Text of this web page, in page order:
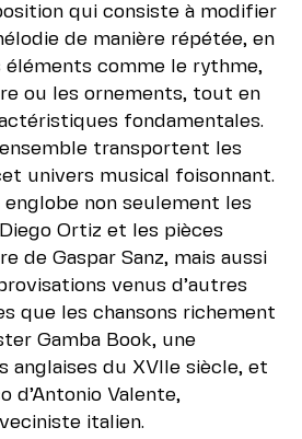
qui consiste à modifier
de manière répétée, en
comme le rythme,
ou les ornements, tout en
fondamentales.
transportent les
univers musical foisonnant.
non seulement les
Ortiz et les pièces
de Gaspar Sanz, mais aussi
venus d’autres
que les chansons richement
Gamba Book, une
anglaises du XVIIe siècle, et
d’Antonio Valente,
italien.